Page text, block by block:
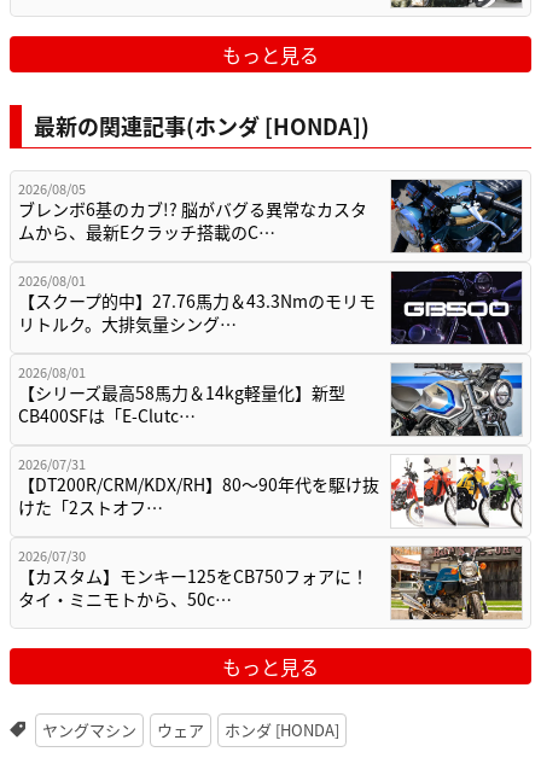
もっと見る
最新の関連記事(ホンダ [HONDA])
2026/08/05
ブレンボ6基のカブ!? 脳がバグる異常なカスタ
ムから、最新Eクラッチ搭載のC…
2026/08/01
【スクープ的中】27.76馬力＆43.3Nmのモリモ
リトルク。大排気量シング…
2026/08/01
【シリーズ最高58馬力＆14kg軽量化】新型
CB400SFは「E-Clutc…
2026/07/31
【DT200R/CRM/KDX/RH】80〜90年代を駆け抜
けた「2ストオフ…
2026/07/30
【カスタム】モンキー125をCB750フォアに！
タイ・ミニモトから、50c…
もっと見る
ヤングマシン ウェア ホンダ [HONDA]